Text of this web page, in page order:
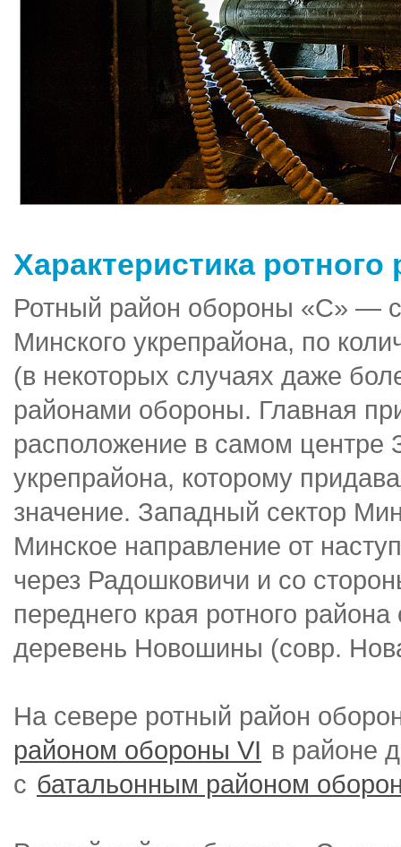
Характеристика ротного
Ротный район обороны «С» —
Минского укрепрайона, по
(в некоторых случаях даже
районами обороны. Главная
расположение в самом центре
укрепрайона, которому
значение. Западный сектор
Минское направление от
через Радошковичи и со
переднего края ротного
деревень Новошины (совр.
На севере ротный район
районом обороны VI в районе
с батальонным районом